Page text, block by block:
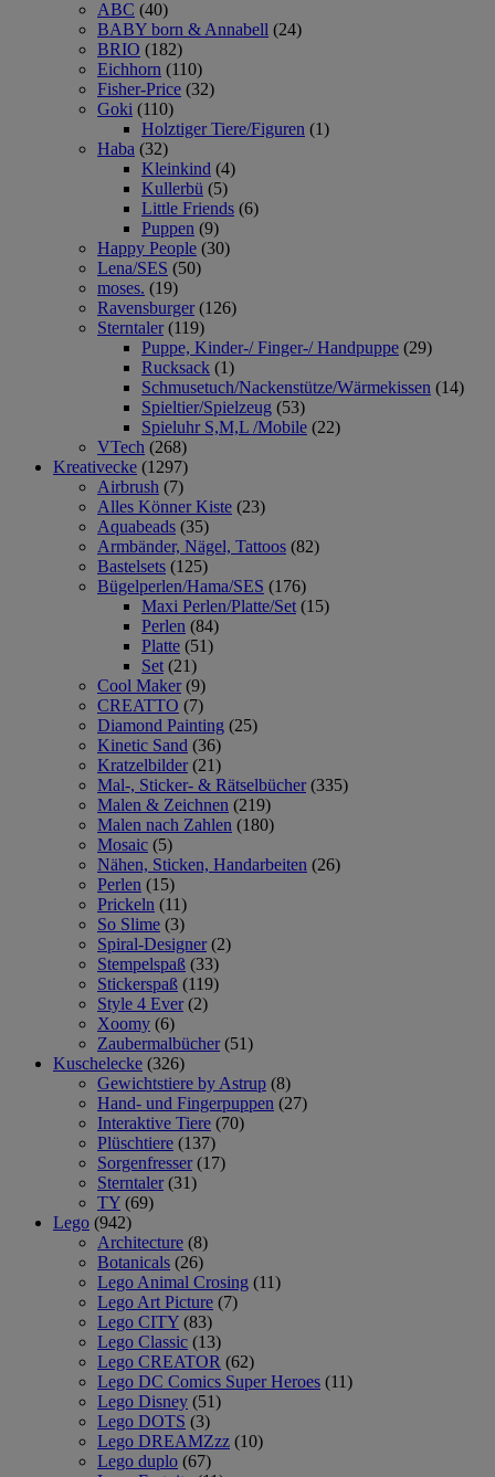
ABC (40)
BABY born & Annabell (24)
BRIO (182)
Eichhorn (110)
Fisher-Price (32)
Goki (110)
Holztiger Tiere/Figuren (1)
Haba (32)
Kleinkind (4)
Kullerbü (5)
Little Friends (6)
Puppen (9)
Happy People (30)
Lena/SES (50)
moses. (19)
Ravensburger (126)
Sterntaler (119)
Puppe, Kinder-/ Finger-/ Handpuppe (29)
Rucksack (1)
Schmusetuch/Nackenstütze/Wärmekissen (14)
Spieltier/Spielzeug (53)
Spieluhr S,M,L /Mobile (22)
VTech (268)
Kreativecke (1297)
Airbrush (7)
Alles Könner Kiste (23)
Aquabeads (35)
Armbänder, Nägel, Tattoos (82)
Bastelsets (125)
Bügelperlen/Hama/SES (176)
Maxi Perlen/Platte/Set (15)
Perlen (84)
Platte (51)
Set (21)
Cool Maker (9)
CREATTO (7)
Diamond Painting (25)
Kinetic Sand (36)
Kratzelbilder (21)
Mal-, Sticker- & Rätselbücher (335)
Malen & Zeichnen (219)
Malen nach Zahlen (180)
Mosaic (5)
Nähen, Sticken, Handarbeiten (26)
Perlen (15)
Prickeln (11)
So Slime (3)
Spiral-Designer (2)
Stempelspaß (33)
Stickerspaß (119)
Style 4 Ever (2)
Xoomy (6)
Zaubermalbücher (51)
Kuschelecke (326)
Gewichtstiere by Astrup (8)
Hand- und Fingerpuppen (27)
Interaktive Tiere (70)
Plüschtiere (137)
Sorgenfresser (17)
Sterntaler (31)
TY (69)
Lego (942)
Architecture (8)
Botanicals (26)
Lego Animal Crosing (11)
Lego Art Picture (7)
Lego CITY (83)
Lego Classic (13)
Lego CREATOR (62)
Lego DC Comics Super Heroes (11)
Lego Disney (51)
Lego DOTS (3)
Lego DREAMZzz (10)
Lego duplo (67)